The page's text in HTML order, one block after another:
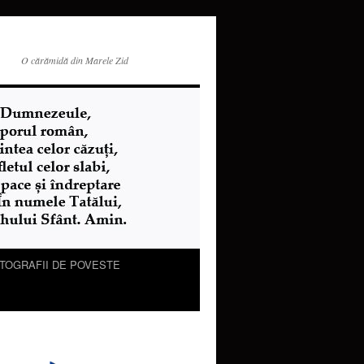
O cărămidă din Marele Zid
DE POVESTE